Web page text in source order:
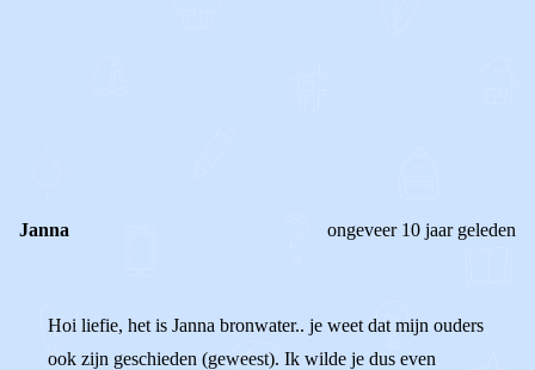
Janna ongeveer 10 jaar geleden
Hoi liefie, het is Janna bronwater.. je weet dat mijn ouders
ook zijn geschieden (geweest). Ik wilde je dus even